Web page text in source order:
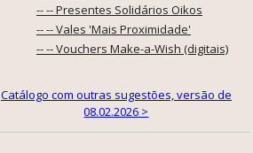
-- -- Presentes Solidários Oikos
-- -- Vales 'Mais Proximidade'
-- -- Vouchers Make-a-Wish (digitais)
Catálogo com outras sugestões, versão de
08.02.2026 >